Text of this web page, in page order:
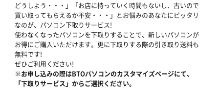
どうしよう・・・」「お店に持っていく時間もないし、古いので
買い取ってもらえるか不安・・・」とお悩みのあなたにピッタリ
なのが、パソコン下取りサービス!
使わなくなったパソコンを下取りすることで、新しいパソコンが
お得にご購入いただけます。更に下取りする際の引き取り送料も
無料です!
ぜひご利用ください!
※お申し込みの際はBTOパソコンのカスタマイズページにて、
「下取りサービス」からご選択ください。